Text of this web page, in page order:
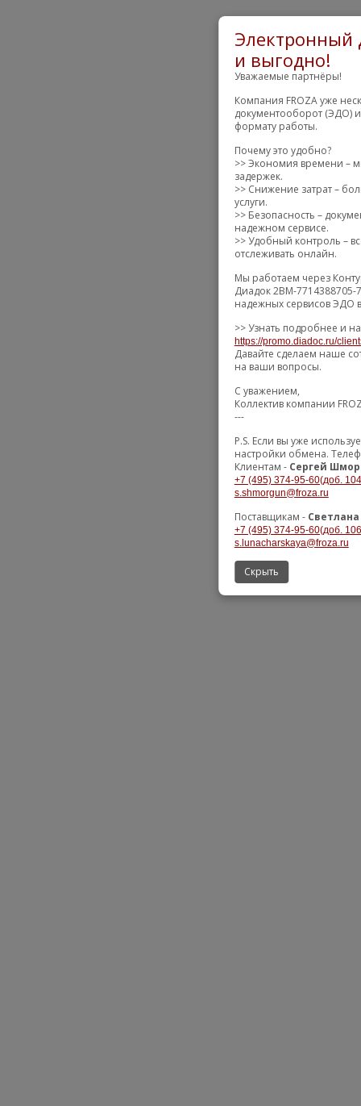
Электронный
и выгодно!
Уважаемые партнёры!
Компания FROZA уже
документооборот (ЭДО)
формату работы.
Почему это удобно?
>> Экономия времени –
задержек.
>> Снижение затрат –
услуги.
>> Безопасность –
надежном сервисе.
>> Удобный контроль –
отслеживать онлайн.
Мы работаем через
Диадок 2BM-
надежных сервисов ЭДО
>> Узнать подробнее и
https://promo.diadoc.ru/
Давайте сделаем наше
на ваши вопросы.
С уважением,
Коллектив компании
---
P.S. Если вы уже
настройки обмена.
Клиентам - Сергей
+7 (495) 374-95-60(доб.
s.shmorgun@froza.ru
Поставщикам -
+7 (495) 374-95-60(доб.
s.lunacharskaya@froza.ru
Скрыть